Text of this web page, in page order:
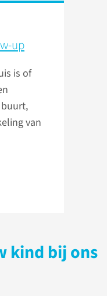
up
is of
van
kind bij ons